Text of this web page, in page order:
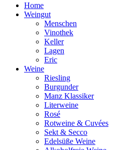
Home
Weingut
Menschen
Vinothek
Keller
Lagen
Eric
Weine
Riesling
Burgunder
Manz Klassiker
Literweine
Rosé
Rotweine & Cuvées
Sekt & Secco
Edelsüße Weine